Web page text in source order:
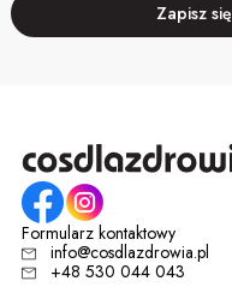
Zapisz się
Formularz kontaktowy
info@cosdlazdrowia.pl
+48 530 044 043